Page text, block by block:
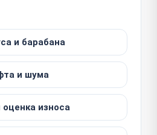
и барабана
и шума
оценка износа